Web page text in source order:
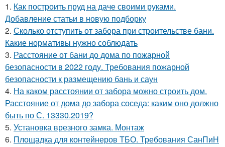
1. Как построить пруд на даче своими руками.
Добавление статьи в новую подборку
2. Сколько отступить от забора при строительстве бани.
Какие нормативы нужно соблюдать
3. Расстояние от бани до дома по пожарной
безопасности в 2022 году. Требования пожарной
безопасности к размещению бань и саун
4. На каком расстоянии от забора можно строить дом.
Расстояние от дома до забора соседа: каким оно должно
быть по С. 13330.2019?
5. Установка врезного замка. Монтаж
6. Площадка для контейнеров ТБО. Требования СанПиН